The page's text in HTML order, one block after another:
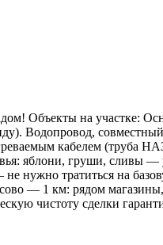
Объекты на участке:
Водопровод,
кабелем (труба
яблони, груши, сливы
нужно тратиться на
— 1 км: рядом
чистоту сделки